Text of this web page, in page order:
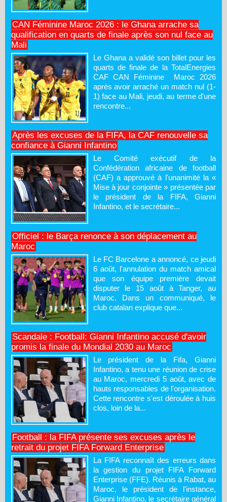
CAN Féminine Maroc 2026 : le Ghana arrache sa
qualification en quarts de finale après son nul face au
Mali
Le Ghana a validé son billet pour les
quarts de finale de la TotalEnergies
CAF CAN Féminine Maroc 2026
après avoir arraché un match nul (1-
1) face au Mali, jeudi, au terme d'une
rencontre...
Après les excuses de la FIFA, la CAF renouvelle sa
confiance à Gianni Infantino
Le Comité exécutif de la
Confédération africaine de football
(CAF) a approuvé à l'unanimité la «
Mise à jour conjointe » présentée par
le président de la FIFA, Gianni
Infantino, et le secrétaire...
Officiel : le Barça renonce à son déplacement au
Maroc
Le FC Barcelone a annoncé, ce jeudi
6 août, l'annulation du match amical
que son équipe première devait
disputer le 15 août à Tanger, au
Maroc. Dans un communiqué, le
club catalan explique que...
Scandale : Football: Gianni Infantino accusé d'avoir
promis la finale du Mondial 2030 au Maroc
Le président de la Fifa, Gianni
Infantino, a tenu une réunion de crise
au Maroc, mercredi 5 août, avec de
hauts responsables de l'organisation.
Cette rencontre s'est déroulée à huis
clos, loin de la...
Football : la FIFA présente ses excuses après le
retrait du projet FIFA Forward Enterprise
La FIFA reconnaît des erreurs dans
la gestion du projet FIFA Forward
Enterprise (FFE). Réunis à Rabat, au
Maroc, le président de l'instance,
Gianni Infantino, le secrétaire général